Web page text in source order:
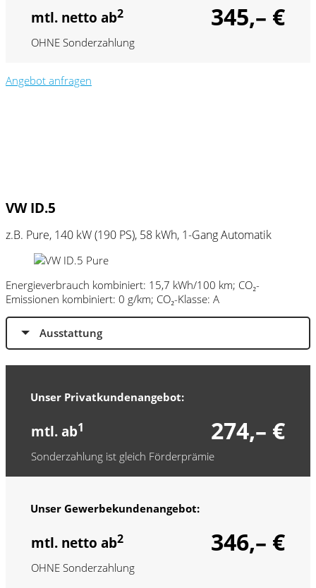
mtl. netto ab2 345,– €
OHNE Sonderzahlung
Angebot anfragen
VW ID.5
z.B. Pure, 140 kW (190 PS), 58 kWh, 1-Gang Automatik
Energieverbrauch kombiniert: 15,7 kWh/100 km; CO₂-
Emissionen kombiniert: 0 g/km; CO₂-Klasse: A
Ausstattung
Unser Privatkundenangebot:
mtl. ab1 274,– €
Sonderzahlung ist gleich Förderprämie
Unser Gewerbekundenangebot:
mtl. netto ab2 346,– €
OHNE Sonderzahlung